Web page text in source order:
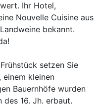
Ihr Hotel,
Nouvelle Cuisine aus
bekannt.
setzen Sie
einem kleinen
Bauernhöfe wurden
16. Jh. erbaut.